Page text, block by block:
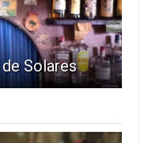
Solares